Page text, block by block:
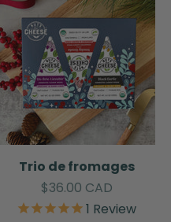
Trio de fromages
Sale price
$36.00 CAD
1 Review